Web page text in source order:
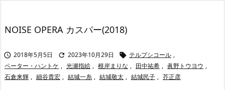
NOISE OPERA カスパー(2018)
 2018年5月5日  2023年10月29日  テルプシコール ,
ペーター・ハントケ , 光瀬指絵 , 根岸まりな , 田中祐希 , 眞野トウヨウ ,
石倉来輝 , 細谷貴宏 , 結城一糸 , 結城敬太 , 結城民子 , 芥正彦